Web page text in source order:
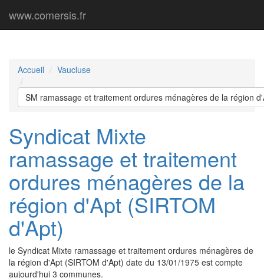
www.comersis.fr
Accueil Vaucluse
SM ramassage et traitement ordures ménagères de la région
Syndicat Mixte
ramassage et traitement
ordures ménagères de la
région d'Apt (SIRTOM
d'Apt)
le Syndicat Mixte ramassage et traitement ordures ménagères de
la région d'Apt (SIRTOM d'Apt) date du 13/01/1975 est compte
aujourd'hui 3 communes.